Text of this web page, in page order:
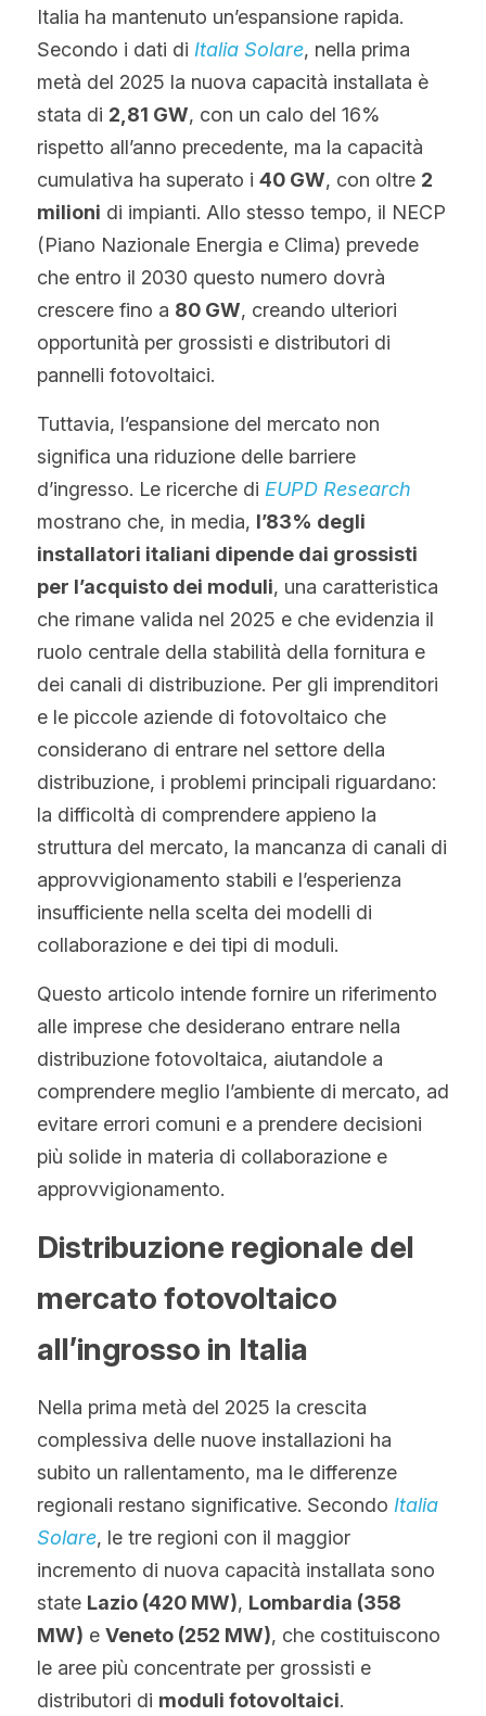
Tecnologia Bifacciale
Tecnologia IBC
Tecnologia HJT
Tecnologia TOPCon di Tipo N
Tecnologia di shingled
Offerta a Tempo
La politica del fotovoltaico
Tendenza prezzi fotovoltaico
Maysun Solar Notizie
Tedesco
Inglese
Spagnolo
Portoghese
Francese
Polacco
Norvegese
Russo
Arabo
Indonesiano
Ceco
Inglese
Finlandese
Turco
Olandese
Ucraino
Hindi
Vietnamita
Tailandese
Slovacco
Giapponese
Coreano
WhatsApp
Italia ha mantenuto un’espansione rapida.
Secondo i dati di Italia Solare, nella prima
metà del 2025 la nuova capacità installata è
stata di 2,81 GW, con un calo del 16%
rispetto all’anno precedente, ma la capacità
cumulativa ha superato i 40 GW, con oltre 2
milioni di impianti. Allo stesso tempo, il NECP
(Piano Nazionale Energia e Clima) prevede
che entro il 2030 questo numero dovrà
crescere fino a 80 GW, creando ulteriori
opportunità per grossisti e distributori di
pannelli fotovoltaici.
Tuttavia, l’espansione del mercato non
significa una riduzione delle barriere
d’ingresso. Le ricerche di EUPD Research
mostrano che, in media, l’83% degli
installatori italiani dipende dai grossisti
per l’acquisto dei moduli, una caratteristica
che rimane valida nel 2025 e che evidenzia il
ruolo centrale della stabilità della fornitura e
dei canali di distribuzione. Per gli imprenditori
e le piccole aziende di fotovoltaico che
considerano di entrare nel settore della
distribuzione, i problemi principali riguardano:
la difficoltà di comprendere appieno la
struttura del mercato, la mancanza di canali di
approvvigionamento stabili e l’esperienza
insufficiente nella scelta dei modelli di
collaborazione e dei tipi di moduli.
Questo articolo intende fornire un riferimento
alle imprese che desiderano entrare nella
distribuzione fotovoltaica, aiutandole a
comprendere meglio l’ambiente di mercato, ad
evitare errori comuni e a prendere decisioni
più solide in materia di collaborazione e
approvvigionamento.
Distribuzione regionale del
mercato fotovoltaico
all’ingrosso in Italia
Nella prima metà del 2025 la crescita
complessiva delle nuove installazioni ha
subito un rallentamento, ma le differenze
regionali restano significative. Secondo Italia
Solare, le tre regioni con il maggior
incremento di nuova capacità installata sono
state Lazio (420 MW), Lombardia (358
MW) e Veneto (252 MW), che costituiscono
le aree più concentrate per grossisti e
distributori di moduli fotovoltaici.